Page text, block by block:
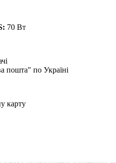
70 Вт
пошта" по Україні
карту